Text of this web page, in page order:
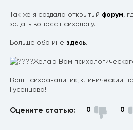
Так же я создала открытый форум ,
задать вопрос психологу.
Больше обо мне здесь.
Желаю Вам
Ваш психоаналитик, клинический
Гусенцова!
Оцените статью: 0 0